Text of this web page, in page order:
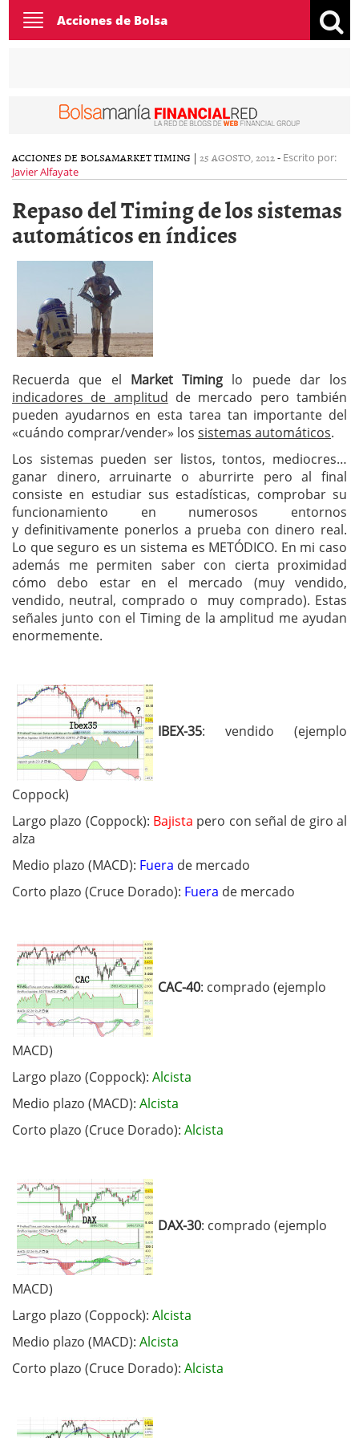
Toggle
navigation
Acciones de Bolsa
ACCIONES DE BOLSAMARKET TIMING | 25 AGOSTO, 2012- Escrito por:
Javier Alfayate
Repaso del Timing de los sistemas
automáticos en índices
Recuerda que el Market Timing lo puede dar los
indicadores de amplitud de mercado pero también
pueden ayudarnos en esta tarea tan importante del
«cuándo comprar/vender» los sistemas automáticos.
Los sistemas pueden ser listos, tontos, mediocres…
ganar dinero, arruinarte o aburrirte pero al final
consiste en estudiar sus estadísticas, comprobar su
funcionamiento en numerosos entornos
y definitivamente ponerlos a prueba con dinero real.
Lo que seguro es un sistema es METÓDICO. En mi caso
además me permiten saber con cierta proximidad
cómo debo estar en el mercado (muy vendido,
vendido, neutral, comprado o muy comprado). Estas
señales junto con el Timing de la amplitud me ayudan
enormemente.
IBEX-35: vendido (ejemplo
Coppock)
Largo plazo (Coppock): Bajista pero con señal de giro al
alza
Medio plazo (MACD): Fuera de mercado
Corto plazo (Cruce Dorado): Fuera de mercado
CAC-40: comprado (ejemplo
MACD)
Largo plazo (Coppock): Alcista
Medio plazo (MACD): Alcista
Corto plazo (Cruce Dorado): Alcista
DAX-30: comprado (ejemplo
MACD)
Largo plazo (Coppock): Alcista
Medio plazo (MACD): Alcista
Corto plazo (Cruce Dorado): Alcista